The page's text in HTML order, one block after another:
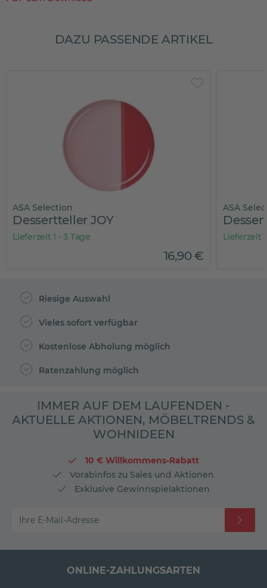
DAZU PASSENDE ARTIKEL
ASA Selection
Dessertteller JOY
Lieferzeit 1 - 3 Tage
16,90€
ASA
Lieferzeit
Riesige Auswahl
Vieles sofort verfügbar
Kostenlose Abholung möglich
Ratenzahlung möglich
IMMER AUF DEM LAUFENDEN -
AKTUELLE AKTIONEN, MÖBELTRENDS &
WOHNIDEEN
10 € Willkommens-Rabatt
Vorabinfos zu Sales und Aktionen
Exklusive Gewinnspielaktionen
Ihre E-Mail-Adresse
ONLINE-ZAHLUNGSARTEN